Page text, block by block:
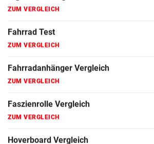
Fahrrad Test
Fahrradanhänger Vergleich
Faszienrolle Vergleich
Hoverboard Vergleich